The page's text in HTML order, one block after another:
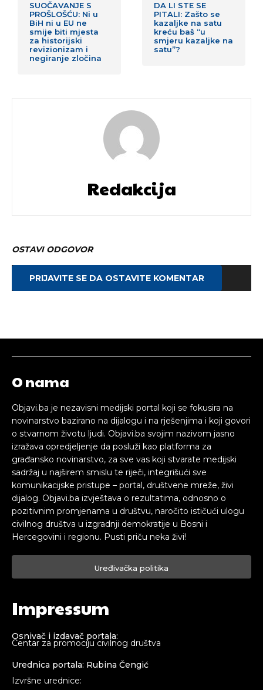
SUOČAVANJE S
PROŠLOŠĆU: Ni u
BiH ni u EU ne
smije biti mjesta
za historijski
revizionizam i
negiranje zločina
DA LI STE SE
PITALI: Zašto se
kazaljke na satu
kreću baš “u
smjeru kazaljke na
satu”?
Redakcija
OSTAVI ODGOVOR
PRIJAVITE SE DA OSTAVITE KOMENTAR
O nama
Objavi.ba je nezavisni medijski portal koji se fokusira na
novinarstvo bazirano na dijalogu i na rješenjima i koji govori
o stvarnom životu ljudi. Objavi.ba svojim nazivom jasno
izražava opredjeljenje da posluži kao platforma za
građansko novinarstvo, za sve vas koji stvarate medijski
sadržaj u najširem smislu te riječi, integrišući sve
komunikacijske pristupe – portal, društvene mreže, živi
dijalog. Objavi.ba izvještava o rezultatima, odnosno o
pozitivnim promjenama u društvu, naročito ističući ulogu
civilnog društva u izgradnji demokratije u Bosni i
Hercegovini i regionu. Pusti priču neka živi!
Uređivačka politika
Impressum
Osnivač i izdavač portala:
Centar za promociju civilnog društva
Urednica portala: Rubina Čengić
Izvršne urednice: